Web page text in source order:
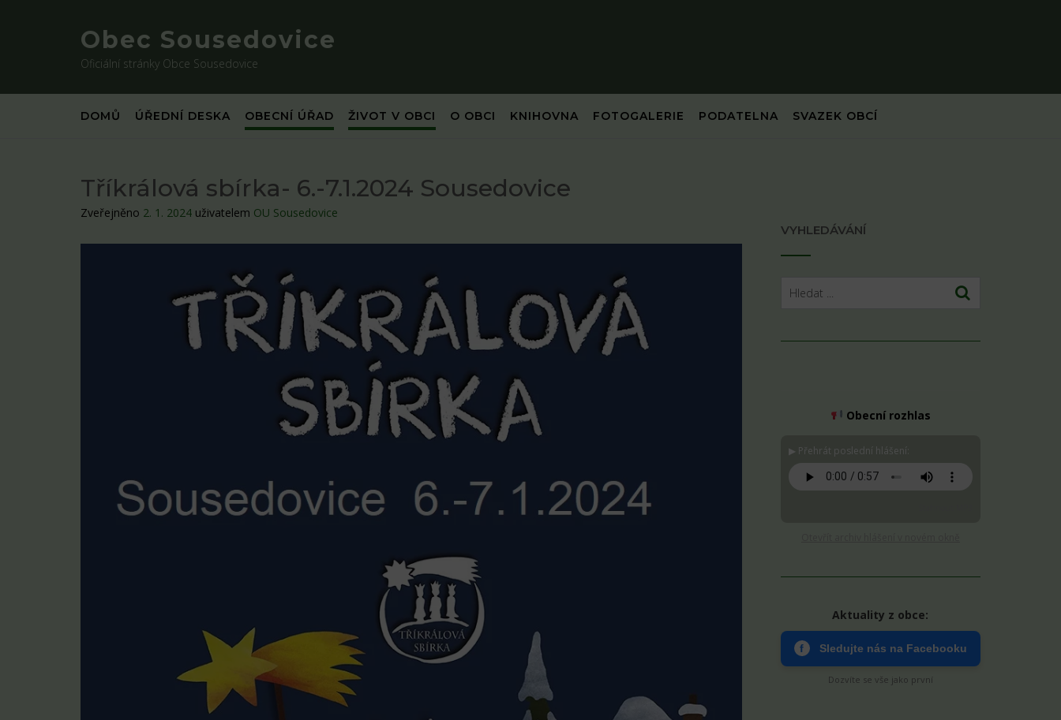
Obec Sousedovice
Oficiální stránky Obce Sousedovice
DOMŮ ÚŘEDNÍ DESKA OBECNÍ ÚŘAD ŽIVOT V OBCI O OBCI KNIHOVNA FOTOGALERIE PODATELNA SVAZEK OBCÍ
Tříkrálová sbírka- 6.-7.1.2024 Sousedovice
Zveřejněno 2. 1. 2024 uživatelem OU Sousedovice
VYHLEDÁVÁNÍ
Obecní rozhlas
▶ Přehrát poslední hlášení:
Aktuality z obce:
f Sledujte nás na Facebooku
Dozvíte se vše jako první